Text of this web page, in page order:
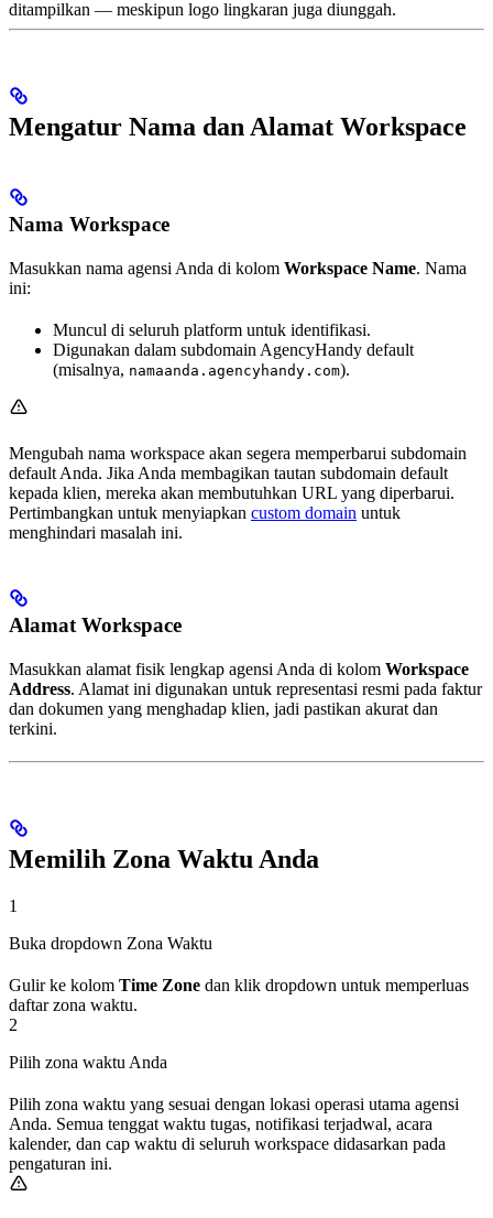
ditampilkan — meskipun logo lingkaran juga diunggah.
Mengatur Nama dan Alamat Workspace
Nama Workspace
Masukkan nama agensi Anda di kolom Workspace Name. Nama
ini:
Muncul di seluruh platform untuk identifikasi.
Digunakan dalam subdomain AgencyHandy default
(misalnya, namaanda.agencyhandy.com).
Mengubah nama workspace akan segera memperbarui subdomain
default Anda. Jika Anda membagikan tautan subdomain default
kepada klien, mereka akan membutuhkan URL yang diperbarui.
Pertimbangkan untuk menyiapkan custom domain untuk
menghindari masalah ini.
Alamat Workspace
Masukkan alamat fisik lengkap agensi Anda di kolom Workspace
Address. Alamat ini digunakan untuk representasi resmi pada faktur
dan dokumen yang menghadap klien, jadi pastikan akurat dan
terkini.
Memilih Zona Waktu Anda
1
Buka dropdown Zona Waktu
Gulir ke kolom Time Zone dan klik dropdown untuk memperluas
daftar zona waktu.
2
Pilih zona waktu Anda
Pilih zona waktu yang sesuai dengan lokasi operasi utama agensi
Anda. Semua tenggat waktu tugas, notifikasi terjadwal, acara
kalender, dan cap waktu di seluruh workspace didasarkan pada
pengaturan ini.